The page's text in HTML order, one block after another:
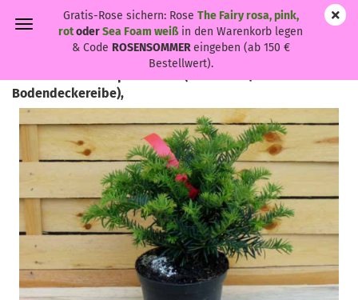
Gratis-Rose sichern: Rose The Fairy rosa, pink,
rotoderSea Foam weißin den Warenkorb legen
& Code ROSENSOMMEReingeben (ab 150 €
Bestellwert).
Bodendeckereibe),